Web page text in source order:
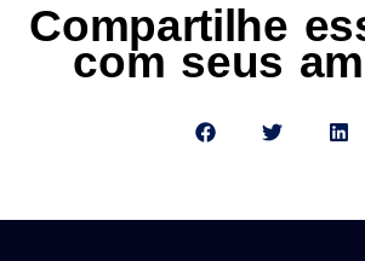
Compartilhe
com seus